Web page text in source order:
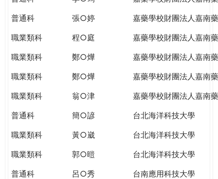
普通科
張○婷
嘉藥學校財團法人嘉南
職業類科
程○庭
嘉藥學校財團法人嘉南
職業類科
鄭○燁
嘉藥學校財團法人嘉南
職業類科
鄭○燁
嘉藥學校財團法人嘉南
職業類科
翁○津
嘉藥學校財團法人嘉南
普通科
簡○諺
台北海洋科技大學
職業類科
黃○崴
台北海洋科技大學
職業類科
郭○暟
台北海洋科技大學
普通科
呂○秀
台南應用科技大學